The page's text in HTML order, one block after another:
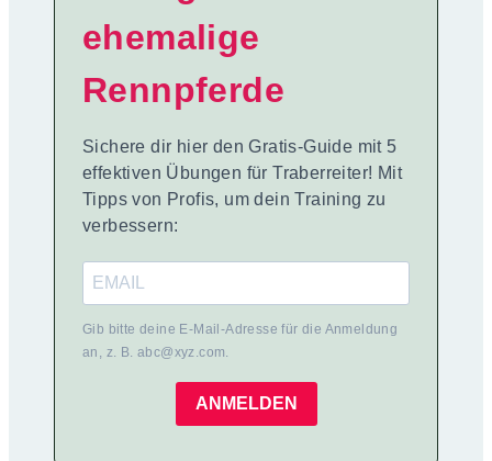
ehemalige
Rennpferde
Sichere dir hier den Gratis-Guide mit 5
effektiven Übungen für Traberreiter! Mit
Tipps von Profis, um dein Training zu
verbessern:
Gib bitte deine E-Mail-Adresse für die Anmeldung
an, z. B. abc@xyz.com.
ANMELDEN